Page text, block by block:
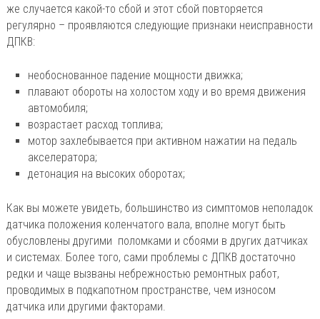
же случается какой-то сбой и этот сбой повторяется
регулярно – проявляются следующие признаки неисправности
ДПКВ:
необоснованное падение мощности движка;
плавают обороты на холостом ходу и во время движения
автомобиля;
возрастает расход топлива;
мотор захлебывается при активном нажатии на педаль
акселератора;
детонация на высоких оборотах;
Как вы можете увидеть, большинство из симптомов неполадок
датчика положения коленчатого вала, вполне могут быть
обусловлены другими поломками и сбоями в других датчиках
и системах. Более того, сами проблемы с ДПКВ достаточно
редки и чаще вызваны небрежностью ремонтных работ,
проводимых в подкапотном пространстве, чем износом
датчика или другими факторами.